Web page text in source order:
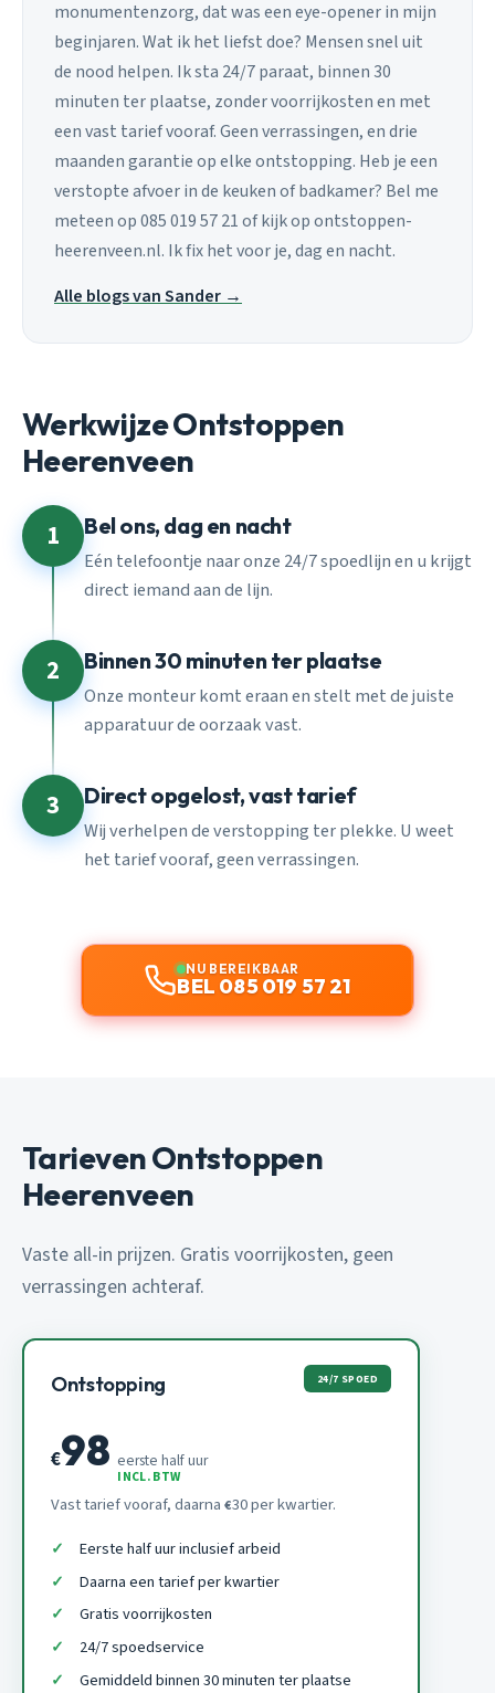
monumentenzorg, dat was een eye-opener in mijn
beginjaren. Wat ik het liefst doe? Mensen snel uit
de nood helpen. Ik sta 24/7 paraat, binnen 30
minuten ter plaatse, zonder voorrijkosten en met
een vast tarief vooraf. Geen verrassingen, en drie
maanden garantie op elke ontstopping. Heb je een
verstopte afvoer in de keuken of badkamer? Bel me
meteen op 085 019 57 21 of kijk op ontstoppen-
heerenveen.nl. Ik fix het voor je, dag en nacht.
Alle blogs van Sander →
Werkwijze Ontstoppen
Heerenveen
1 Bel ons, dag en nacht
Eén telefoontje naar onze 24/7 spoedlijn en u krijgt
direct iemand aan de lijn.
2 Binnen 30 minuten ter plaatse
Onze monteur komt eraan en stelt met de juiste
apparatuur de oorzaak vast.
3 Direct opgelost, vast tarief
Wij verhelpen de verstopping ter plekke. U weet
het tarief vooraf, geen verrassingen.
NU BEREIKBAAR
BEL 085 019 57 21
Tarieven Ontstoppen
Heerenveen
Vaste all-in prijzen. Gratis voorrijkosten, geen
verrassingen achteraf.
Ontstopping 24/7 SPOED
€98 eerste half uur
INCL. BTW
Vast tarief vooraf, daarna €30 per kwartier.
Eerste half uur inclusief arbeid
Daarna een tarief per kwartier
Gratis voorrijkosten
24/7 spoedservice
Gemiddeld binnen 30 minuten ter plaatse